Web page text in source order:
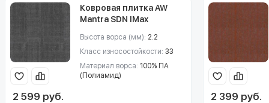
Ковровая плитка AW
Mantra SDN IMax
Высота ворса (мм): 2.2
Класс износостойкости: 33
Материал ворса: 100% ПА
(Полиамид)
2 599 руб. 2 399 руб.